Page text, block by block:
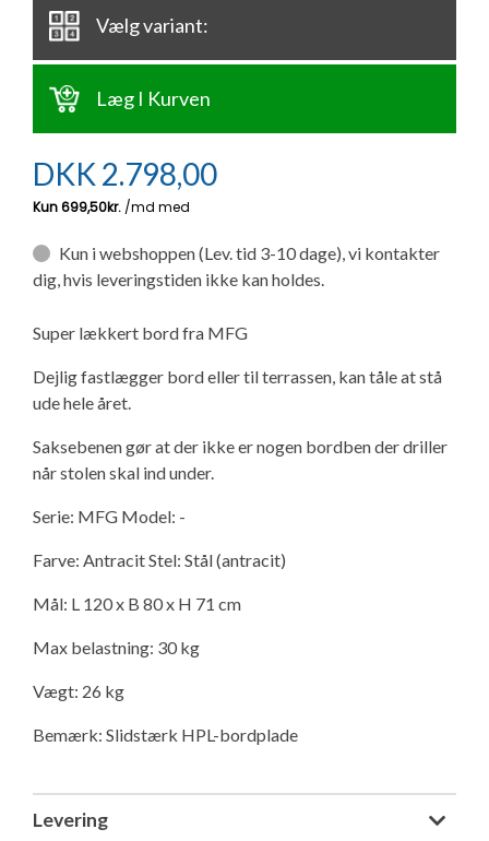
Adria Astella
Next
Hobby Prestige
Ny campingvogn - godt at vide
Finansiering af campingvogn
Forsikring af campingvogn
Brugte telte og udstyr
Isabella fortelte
Isabella Fortelte
Isabella Lufttelte
Isabella weekend- og vinterfortelte
Isabella fortelte til specialvogne
Isabella Opstillingsvejledninger
Camping erhverv
Adria Coral
Internet i campingvognen
Gas-komfort i din campingvogn
E-trailer kontrol- og sikkerhedsapp
Byvand - rindende vand i campingvognen
3 spændende ideer til campingvognen
GPS tracker til autocamper og campingvogn
GRØN Virksomhed
Tuxer måleskemaer
Sikker handel
Konkurrenceregler
Cookie & Privatlivspolitik
Persondata
GPDR - KG Camping Kundeklub
Vælg variant:
Læg I Kurven
DKK 2.798,00
Kun i webshoppen (Lev. tid 3-10 dage), vi kontakter
dig, hvis leveringstiden ikke kan holdes.
Super lækkert bord fra MFG
Dejlig fastlægger bord eller til terrassen, kan tåle at stå
ude hele året.
Saksebenen gør at der ikke er nogen bordben der driller
når stolen skal ind under.
Serie: MFG Model: -
Farve: Antracit Stel: Stål (antracit)
Mål: L 120 x B 80 x H 71 cm
Max belastning: 30 kg
Vægt: 26 kg
Bemærk: Slidstærk HPL-bordplade
Levering